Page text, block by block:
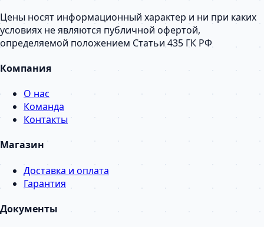
Цены носят информационный характер и ни при каких
условиях не являются публичной офертой,
определяемой положением Статьи 435 ГК РФ
Компания
О нас
Команда
Контакты
Магазин
Доставка и оплата
Гарантия
Документы